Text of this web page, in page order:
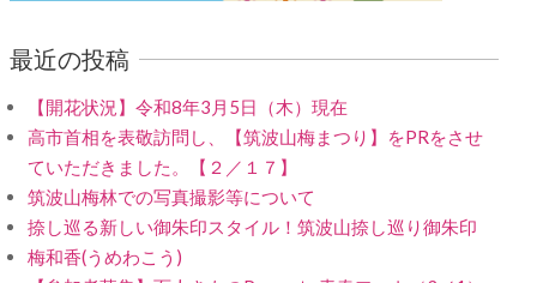
最近の投稿
【開花状況】令和8年3月5日（木）現在
高市首相を表敬訪問し、【筑波山梅まつり】をPRをさせ
ていただきました。【２／１７】
筑波山梅林での写真撮影等について
捺し巡る新しい御朱印スタイル！筑波山捺し巡り御朱印
梅和香(うめわこう)